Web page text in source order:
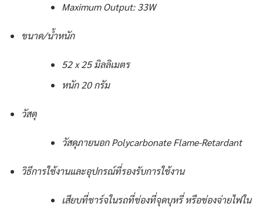
Maximum Output: 33W
ขนาด/น้ำหนัก
52 x 25 มิลลิเมตร
หนัก 20 กรัม
วัสดุ
วัสดุภายนอก Polycarbonate Flame-Retardant
วิธีการใช้งานและอุปกรณ์ที่รองรับการใช้งาน
เสียบที่ชาร์จในรถที่ช่องที่จุดบุหรี่ หรือช่องจ่ายไฟใน